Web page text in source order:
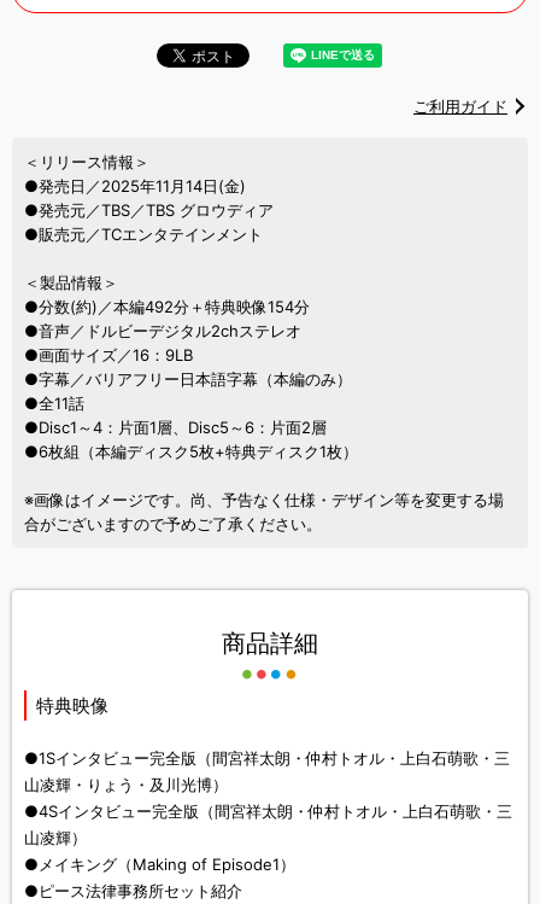
ご利用ガイド
＜リリース情報＞
●発売日／2025年11月14日(金)
●発売元／TBS／TBS グロウディア
●販売元／TCエンタテインメント
＜製品情報＞
●分数(約)／本編492分＋特典映像154分
●音声／ドルビーデジタル2chステレオ
●画面サイズ／16：9LB
●字幕／バリアフリー日本語字幕（本編のみ）
●全11話
●Disc1～4：片面1層、Disc5～6：片面2層
●6枚組（本編ディスク5枚+特典ディスク1枚）
※画像はイメージです。尚、予告なく仕様・デザイン等を変更する場
合がございますので予めご了承ください。
商品詳細
特典映像
●1Sインタビュー完全版（間宮祥太朗・仲村トオル・上白石萌歌・三
山凌輝・りょう・及川光博）
●4Sインタビュー完全版（間宮祥太朗・仲村トオル・上白石萌歌・三
山凌輝）
●メイキング（Making of Episode1）
●ピース法律事務所セット紹介